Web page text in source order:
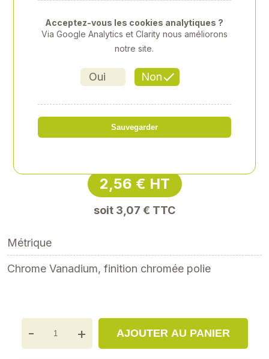
"DOUILLE 3/8"" 8MM"
2,56 € HT
soit 3,07 € TTC
Métrique
Chrome Vanadium, finition chromée polie
- + AJOUTER AU PANIER
Oui Non
Acceptez-vous les cookies analytiques ?
Via Google Analytics et Clarity nous améliorons
notre site.
Sauvegarder